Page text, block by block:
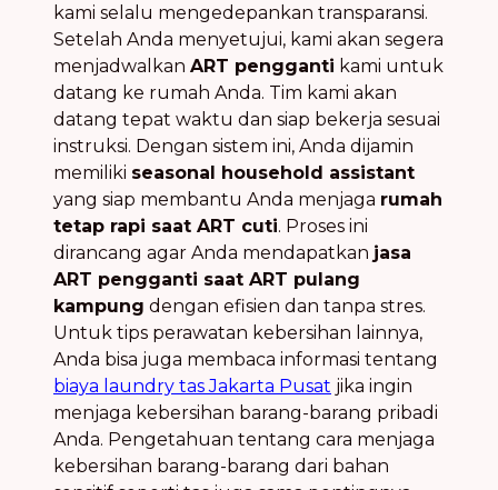
kami selalu mengedepankan transparansi.
Setelah Anda menyetujui, kami akan segera
menjadwalkan ART pengganti kami untuk
datang ke rumah Anda. Tim kami akan
datang tepat waktu dan siap bekerja sesuai
instruksi. Dengan sistem ini, Anda dijamin
memiliki seasonal household assistant
yang siap membantu Anda menjaga rumah
tetap rapi saat ART cuti. Proses ini
dirancang agar Anda mendapatkan jasa
ART pengganti saat ART pulang
kampung dengan efisien dan tanpa stres.
Untuk tips perawatan kebersihan lainnya,
Anda bisa juga membaca informasi tentang
biaya laundry tas Jakarta Pusat jika ingin
menjaga kebersihan barang-barang pribadi
Anda. Pengetahuan tentang cara menjaga
kebersihan barang-barang dari bahan